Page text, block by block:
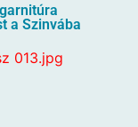
a Szinvába